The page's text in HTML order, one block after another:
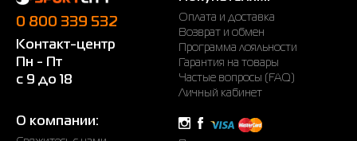
0 800 339 532
Контакт-центр
Пн - Пт
с 9 до 18
Оплата и доставка
Возврат и обмен
Программа лояльности
Гарантия на товары
Частые вопросы (FAQ)
Личный кабинет
О компании: